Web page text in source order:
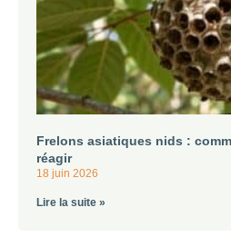
Frelons asiatiques nids :
réagir
18 juin 2026
Lire la suite »